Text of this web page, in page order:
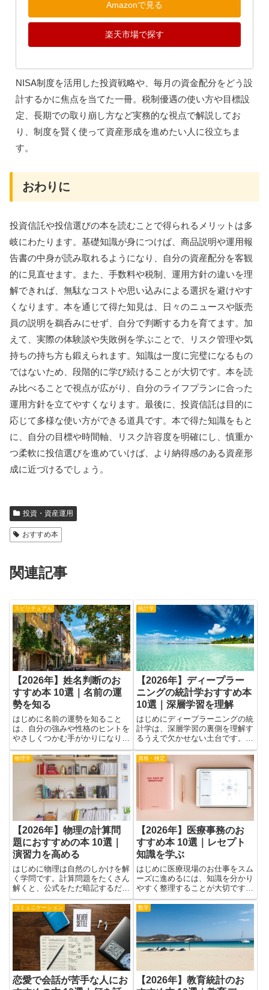
間で話し合うべきポイントを取り上げており、これから資
産形成を始める若い世代や家族で話を進めたい人に向いて
新NISA投資のアップデート 毎月10万円受
け取りながら億り人になる
新NISA投資のアップデート 毎月10万円受け取りな
がら億り人になる
Amazonで見る
楽天市場で探す
NISA制度を活用した投資戦略や、毎月の資金配分をどう設
計するかに焦点を当てた一冊。税制優遇の使い方や目標設
定、長期での取り崩し方など実務的な視点で解説してお
り、制度を賢く使って資産形成を進めたい人に役立ちま
す。
おわりに
岐にわたります。基礎知識が身につけば、商品説明や運用報
告書の中身が読み取れるようになり、自分の資産配分を客観
解できれば、無駄なコストや思い込みによる選択を避けやす
くなります。本を通じて得た知見は、日々のニュースや販売
えて、実際の体験談や失敗例を学ぶことで、リスク管理や気
持ちの持ち方も鍛えられます。知識は一度に完璧になるもの
ではないため、段階的に学び続けることが大切です。本を読
み比べることで視点が広がり、自分のライフプランに合った
運用方針を立てやすくなります。最後に、投資信託は目的に
応じて多様な使い方ができる道具です。本で得た知識をもと
に、自分の目標や時間軸、リスク許容度を明確にし、慎重か
つ柔軟に投信選びを進めていけば、より納得感のある資産形
成に近づけるでしょう。
投資・資産運用
おすすめ本
関連記事
スピリチュアル
【2026年】姓名判断のお
すすめ本 10選｜名前の運
勢を知る
統計学
【2026年】ディープラー
ニングの統計学おすすめ本
10選｜深層学習を理解